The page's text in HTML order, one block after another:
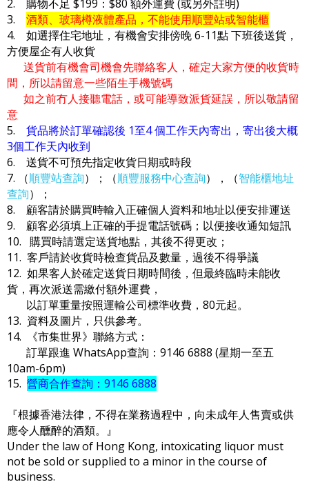
2. 購物不足 $199：$80 額外運費 (或另外註明)
3. 酒類、玻璃樽液體產品，不能使用順豐站或智能櫃
4. 如選擇住宅地址，有機會安排傍晚 6-11點 下班後送貨，
方便屋企有人收貨
送貨前有機會司機會先聯絡客人，確定大家方便的收貨時
間，所以請留意一些陌生手機號碼
如之前冇人接聽電話，或可能導致派貨延誤，所以敬請留
意
5. 貨品將於訂單確認後 1至4 個工作天內寄出，寄出後大概
3個工作天內收到
6. 送貨不可預先指定收貨日期或時段
7. （順豐站查詢）；（順豐服務中心查詢），（智能櫃地址
查詢）；
8. 顧客請於購買時輸入正確個人資料和地址以便安排運送
9. 顧客必須填上正確的手提電話號碼；以便接收通知短訊
10. 購買時請選定送貨地點，其後不得更改；
11. 客戶請於收貨時檢查貨品及數量，過後不得爭議
12. 如果客人於確定送貨日期時間後，但最終臨時未能收
貨，再次派送需繳付額外運費，
以訂單重量按照運輸公司標準收費，80元起。
13. 資料及圖片，只供參考。
14. 《市集世界》聯絡方式：
訂單跟進 WhatsApp查詢：9146 6888 (星期一至五
10am-6pm)
15. 營商合作查詢：9146 6888
『根據香港法律，不得在業務過程中，向未成年人售賣或供
應令人醺醉的酒類。』
Under the law of Hong Kong, intoxicating liquor must
not be sold or supplied to a minor in the course of
business.